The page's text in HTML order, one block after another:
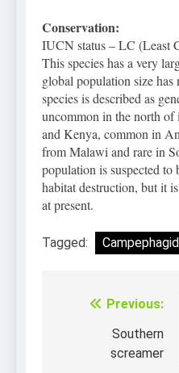
Conservation:
IUCN status – LC (Least
This species has a very
global population size
species is described as
uncommon in the north of
and Kenya, common in
from Malawi and rare in
population is suspected
habitat destruction, but it
at present.
Tagged:
Điều
Previous:
Southern
screamer